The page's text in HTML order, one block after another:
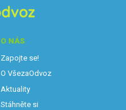
O NÁS
Zapojte se!
O VšezaOdvoz
Aktuality
Stáhněte si